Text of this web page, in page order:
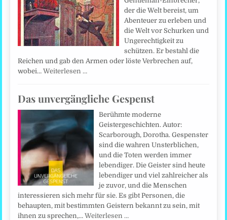
der die Welt bereist, um
Abenteuer zu erleben und
die Welt vor Schurken und
Ungerechtigkeit zu
schützen. Er bestahl die
Reichen und gab den Armen oder löste Verbrechen auf,
wobei…Weiterlesen …
Das unvergängliche Gespenst
Berühmte moderne
Geistergeschichten. Autor:
Scarborough, Dorotha. Gespenster
sind die wahren Unsterblichen,
und die Toten werden immer
lebendiger. Die Geister sind heute
lebendiger und viel zahlreicher als
je zuvor, und die Menschen
interessieren sich mehr für sie. Es gibt Personen, die
behaupten, mit bestimmten Geistern bekannt zu sein, mit
ihnen zu sprechen,…Weiterlesen …